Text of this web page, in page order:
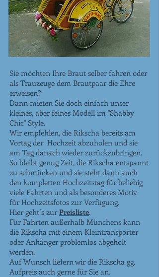
Sie möchten Ihre Braut selber fahren oder
als Trauzeuge dem Brautpaar die Ehre
erweisen?
Dann mieten Sie doch einfach unser
kleines, aber feines Modell im "Shabby
Chic" Style.
Wir empfehlen, die Rikscha bereits am
Vortag der Hochzeit abzuholen und sie
am Tag danach wieder zurückzubringen.
So bleibt genug Zeit, die Rikscha entspannt
zu schmücken und sie steht dann auch
den kompletten Hochzeitstag für beliebig
viele Fahrten und als besonderes Motiv
für Hochzeitsfotos zur Verfügung.
Hier geht´s zurPreisliste.
Für Fahrten außerhalb Münchens kann
die Rikscha mit einem Kleintransporter
oder Anhänger problemlos abgeholt
werden.
Auf Wunsch liefern wir die Rikscha gg.
Aufpreis auch gerne für Sie an.